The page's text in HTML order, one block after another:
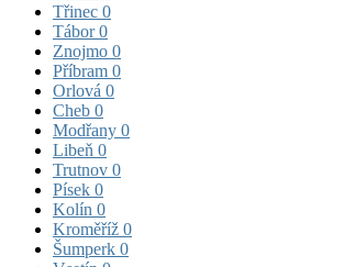
Třinec 0
Tábor0
Znojmo 0
Příbram 0
Orlová 0
Cheb 0
Modřany 0
Libeň 0
Trutnov 0
Písek 0
Kolín 0
Kroměříž 0
Šumperk 0